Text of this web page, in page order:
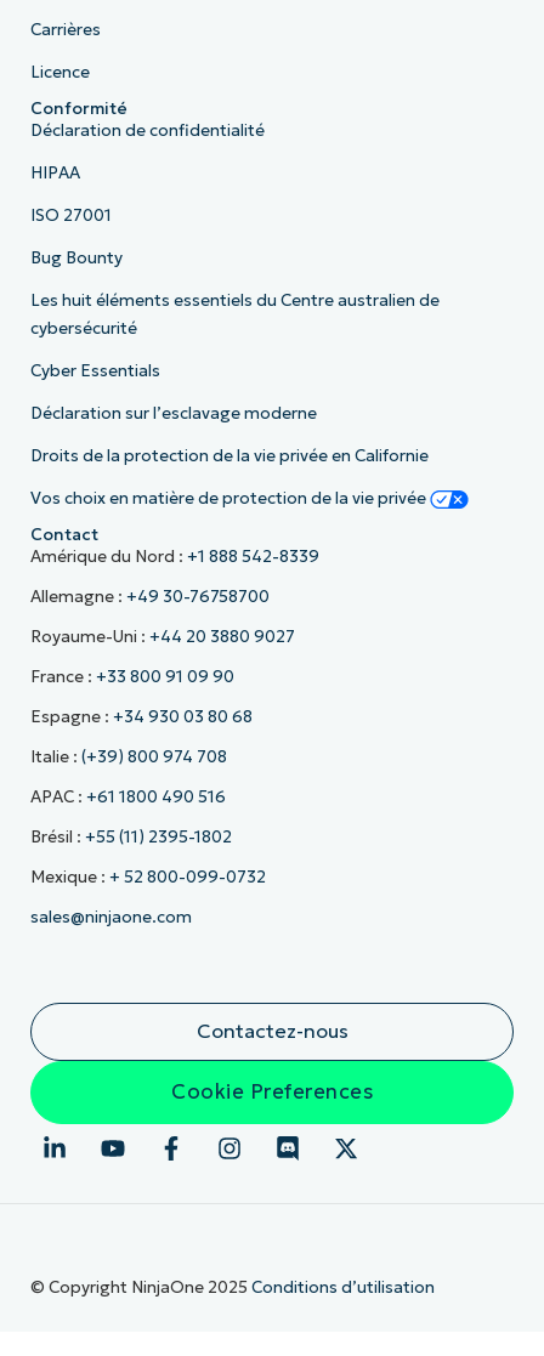
Carrières
Licence
Conformité
Déclaration de confidentialité
HIPAA
ISO 27001
Bug Bounty
Les huit éléments essentiels du Centre australien de
cybersécurité
Cyber Essentials
Déclaration sur l’esclavage moderne
Droits de la protection de la vie privée en Californie
Vos choix en matière de protection de la vie privée
Contact
Amérique du Nord : +1 888 542-8339
Allemagne : +49 30-76758700
Royaume-Uni : +44 20 3880 9027
France : +33 800 91 09 90
Espagne : +34 930 03 80 68
Italie : (+39) 800 974 708
APAC : +61 1800 490 516
Brésil : +55 (11) 2395-1802
Mexique : + 52 800-099-0732
sales@ninjaone.com
Contactez-nous
Cookie Preferences
© Copyright NinjaOne 2025 Conditions d’utilisation